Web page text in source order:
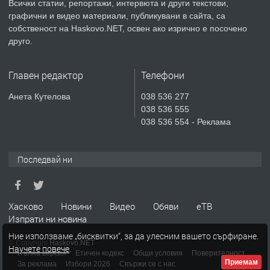
преди 3 дни
ПРЕДЛАГА
Продавам парцел в гр. Хасково кв.
СГЛОБЯВАНЕ НА МЕБЕЛИ.
апартамент под наем в кв.
Училищни, гр. Хасково.
преди 3 дни
Всички статии, репортажи, интервюта и други текстови,
графични и видео материали, публикувани в сайта, са
собственост на Haskovo.NET, освен ако изрично е посочено
друго.
Главен редактор
Анета Кутелова
Телефони
038 536 277
038 536 555
038 536 554 - Реклама
Последвай ни
Хасково Новини Видео Обяви
еТВ
Изпрати ни новина
© Copyright Haskovo.NET
Пълна версия
Етичен кодекс Общи условия
Поверителност
За реклама
Избори 2026 Свържи се с нас
Ние използваме „бисквитки“, за да улесним вашето сърфиране.
Научете повече.
Приемам